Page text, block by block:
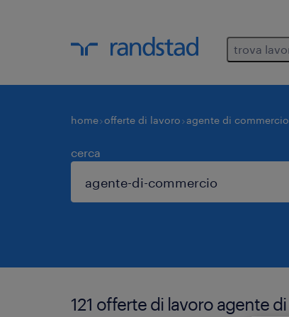
trova
home offerte di lavoro agente di commercio
cerca
121 offerte di lavoro agente